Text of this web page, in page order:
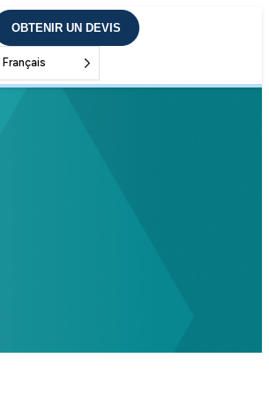
OBTENIR UN DEVIS
Français